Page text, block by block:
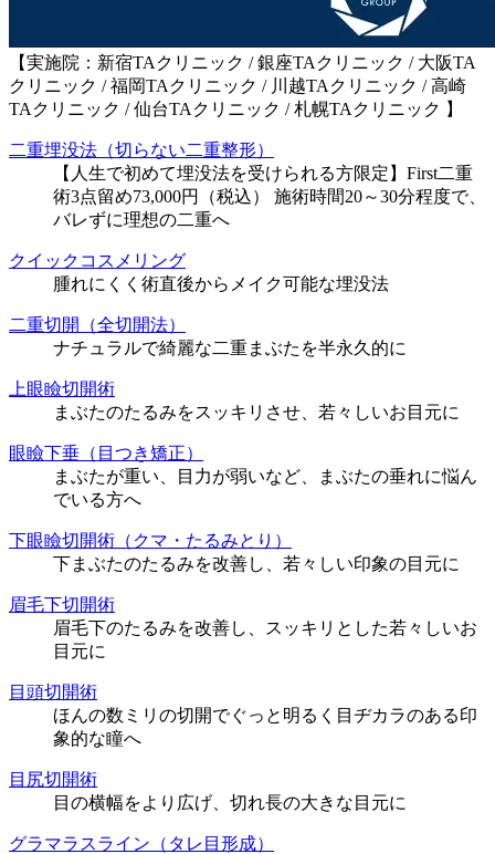
【実施院：新宿TAクリニック / 銀座TAクリニック / 大阪TA
クリニック / 福岡TAクリニック / 川越TAクリニック / 高崎
TAクリニック / 仙台TAクリニック / 札幌TAクリニック 】
二重埋没法（切らない二重整形）
【人生で初めて埋没法を受けられる方限定】First二重
術3点留め73,000円（税込） 施術時間20～30分程度で、
バレずに理想の二重へ
クイックコスメリング
腫れにくく術直後からメイク可能な埋没法
二重切開（全切開法）
ナチュラルで綺麗な二重まぶたを半永久的に
上眼瞼切開術
まぶたのたるみをスッキリさせ、若々しいお目元に
眼瞼下垂（目つき矯正）
まぶたが重い、目力が弱いなど、まぶたの垂れに悩ん
でいる方へ
下眼瞼切開術（クマ・たるみとり）
下まぶたのたるみを改善し、若々しい印象の目元に
眉毛下切開術
眉毛下のたるみを改善し、スッキリとした若々しいお
目元に
目頭切開術
ほんの数ミリの切開でぐっと明るく目ヂカラのある印
象的な瞳へ
目尻切開術
目の横幅をより広げ、切れ長の大きな目元に
グラマラスライン（タレ目形成）